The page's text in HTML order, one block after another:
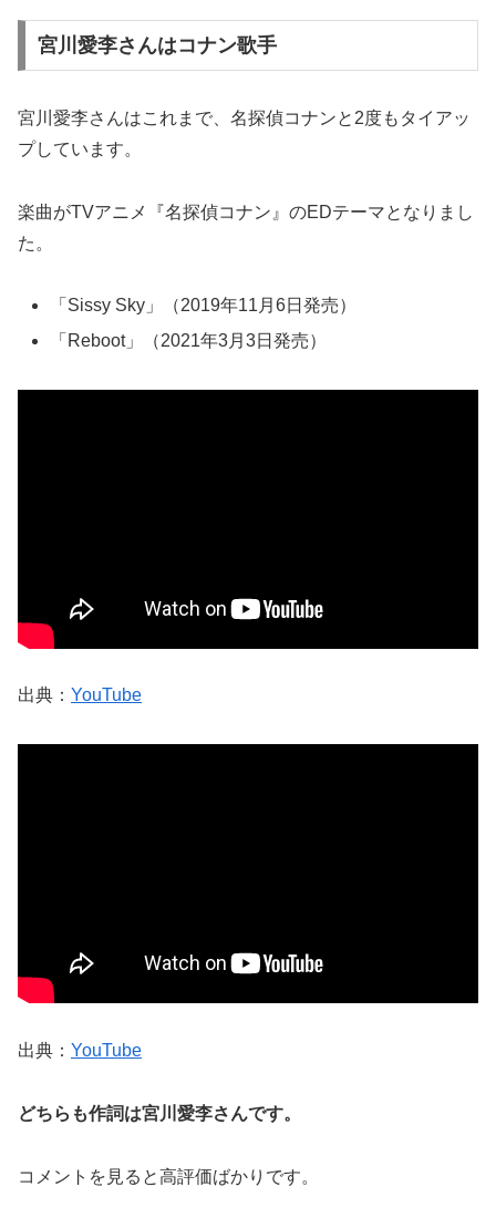
宮川愛李さんはコナン歌手
宮川愛李さんはこれまで、名探偵コナンと2度もタイアッ
プしています。
楽曲がTVアニメ『名探偵コナン』のEDテーマとなりまし
た。
「Sissy Sky」（2019年11月6日発売）
「Reboot」（2021年3月3日発売）
出典： YouTube
出典： YouTube
どちらも作詞は宮川愛李さんです。
コメントを見ると高評価ばかりです。